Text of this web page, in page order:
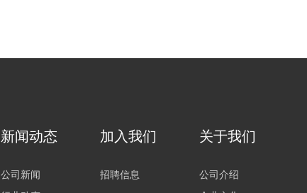
新闻动态
公司新闻
加入我们
招聘信息
关于我们
公司介绍